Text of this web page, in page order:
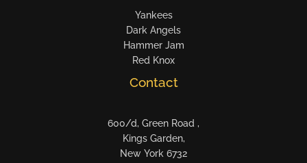
Yankees
Dark Angels
Hammer Jam
Red Knox
Contact
600/d, Green Road ,
Kings Garden,
New York 6732